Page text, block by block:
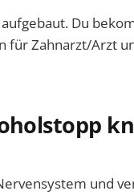
Du
für Zahnarzt/Arzt
und